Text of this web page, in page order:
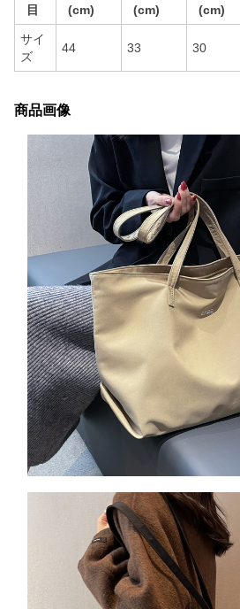
目
(cm)
(cm)
(cm)
サイ
ズ
44 33 30
商品画像